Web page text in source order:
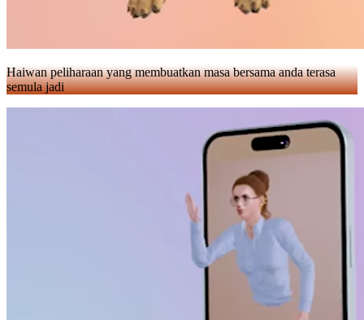
Haiwan peliharaan yang membuatkan masa bersama anda terasa
semula jadi